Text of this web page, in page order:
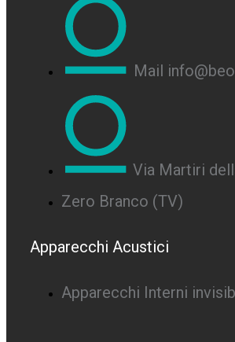
Mail
Via Martiri
Zero Branco (TV)
Apparecchi Acustici
Apparecchi Interni